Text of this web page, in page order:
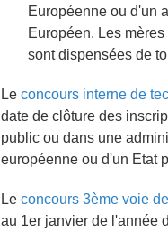
Européenne ou d'un
Européen. Les
sont dispensées de
Le concours interne de
date de clôture des
public ou dans une
européenne ou d'un Etat
Le concours 3ème voie
au 1er janvier de l'année